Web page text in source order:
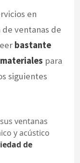
en
ventanas de
bastante
para
siguientes
ventanas
y acústico
de